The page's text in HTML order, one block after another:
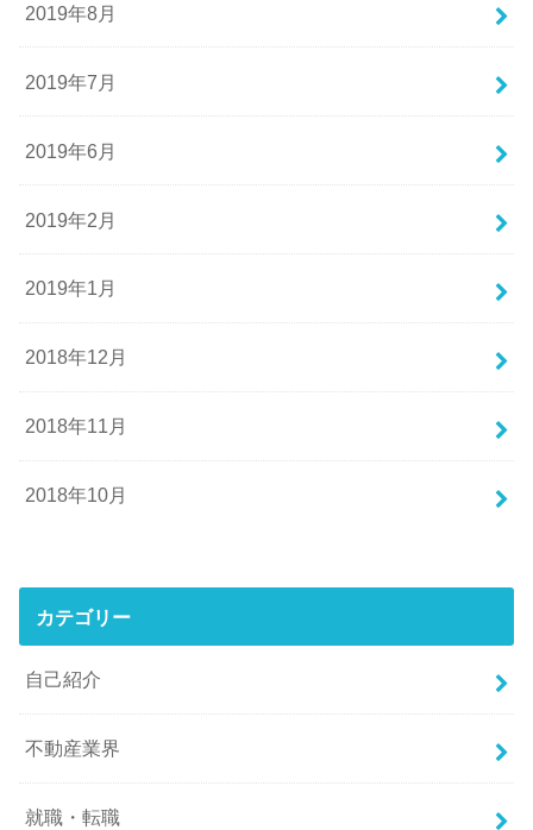
2019年8月
2019年7月
2019年6月
2019年2月
2019年1月
2018年12月
2018年11月
2018年10月
カテゴリー
自己紹介
不動産業界
就職・転職